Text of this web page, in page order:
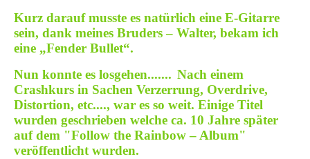
Kurz darauf musste es natürlich eine E-Gitarre
sein, dank meines Bruders – Walter, bekam ich
eine „Fender Bullet“.
Nun konnte es losgehen....... Nach einem
Crashkurs in Sachen Verzerrung, Overdrive,
Distortion, etc...., war es so weit. Einige Titel
wurden geschrieben welche ca. 10 Jahre später
auf dem "Follow the Rainbow – Album"
veröffentlicht wurden.